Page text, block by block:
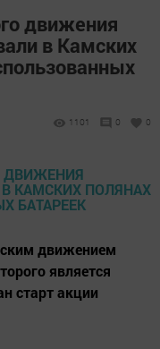
движения
в Камских
1101 0 0
движением
является
старт акции